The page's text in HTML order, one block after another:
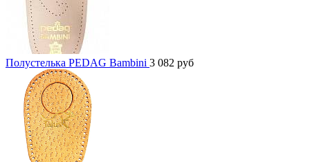
Полустелька PEDAG Bambini 3 082 руб